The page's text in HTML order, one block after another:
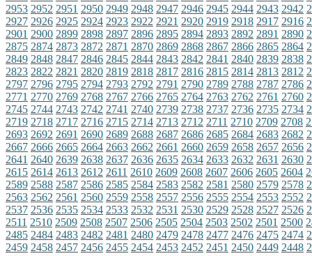
2953 2952 2951 2950 2949 2948 2947 2946 2945 2944 2943 2942
2927 2926 2925 2924 2923 2922 2921 2920 2919 2918 2917 2916
2901 2900 2899 2898 2897 2896 2895 2894 2893 2892 2891 2890
2875 2874 2873 2872 2871 2870 2869 2868 2867 2866 2865 2864
2849 2848 2847 2846 2845 2844 2843 2842 2841 2840 2839 2838
2823 2822 2821 2820 2819 2818 2817 2816 2815 2814 2813 2812
2797 2796 2795 2794 2793 2792 2791 2790 2789 2788 2787 2786
2771 2770 2769 2768 2767 2766 2765 2764 2763 2762 2761 2760
2745 2744 2743 2742 2741 2740 2739 2738 2737 2736 2735 2734
2719 2718 2717 2716 2715 2714 2713 2712 2711 2710 2709 2708
2693 2692 2691 2690 2689 2688 2687 2686 2685 2684 2683 2682
2667 2666 2665 2664 2663 2662 2661 2660 2659 2658 2657 2656
2641 2640 2639 2638 2637 2636 2635 2634 2633 2632 2631 2630
2615 2614 2613 2612 2611 2610 2609 2608 2607 2606 2605 2604
2589 2588 2587 2586 2585 2584 2583 2582 2581 2580 2579 2578
2563 2562 2561 2560 2559 2558 2557 2556 2555 2554 2553 2552
2537 2536 2535 2534 2533 2532 2531 2530 2529 2528 2527 2526
2511 2510 2509 2508 2507 2506 2505 2504 2503 2502 2501 2500
2485 2484 2483 2482 2481 2480 2479 2478 2477 2476 2475 2474
2459 2458 2457 2456 2455 2454 2453 2452 2451 2450 2449 2448